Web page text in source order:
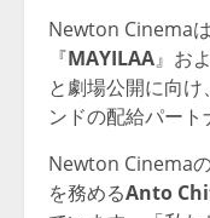
Newton Cinema
『MAYILAA』お
と劇場公開に向
ンドの配給パート
Newton Cinema
を務めるAnto